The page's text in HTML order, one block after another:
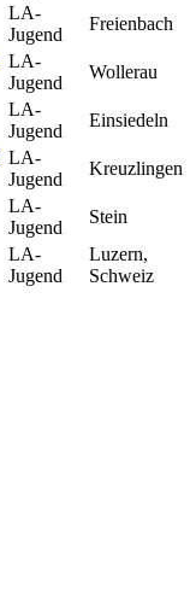
LA-
Jugend
Freienbach
LA-
Jugend
Wollerau
LA-
Jugend
Einsiedeln
LA-
Jugend
Kreuzlingen
LA-
Jugend
Stein
LA-
Jugend
Luzern,
Schweiz